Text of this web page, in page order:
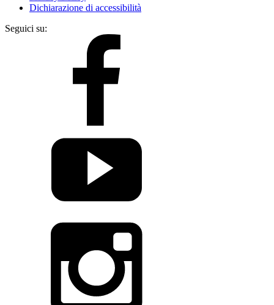
Dichiarazione di accessibilità
Seguici su: